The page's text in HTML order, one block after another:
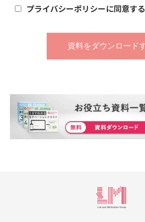
プライバシーポリシーに同意する